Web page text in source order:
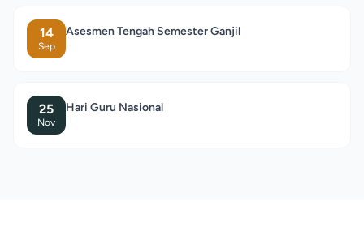
14
Sep
Asesmen Tengah Semester Ganjil
25
Nov
Hari Guru Nasional